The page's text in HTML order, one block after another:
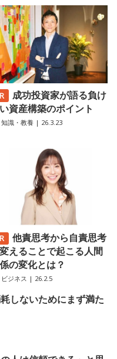
成功投資家が語る負け
資産構築のポイント
知識・教養 | 26.3.23
他責思考から自責思考
えることで起こる人間
の変化とは？
ビジネス | 26.2.5
しないためにまず満た